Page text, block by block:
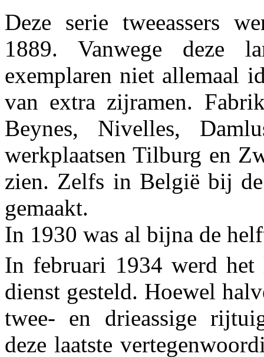
Deze serie tweeassers
1889. Vanwege deze
exemplaren niet allemaal
van extra zijramen.
Beynes, Nivelles,
werkplaatsen Tilburg en
zien. Zelfs in België bij
gemaakt.
In 1930 was al bijna de
In februari 1934 werd het
dienst gesteld. Hoewel
twee- en drieassige
deze laatste